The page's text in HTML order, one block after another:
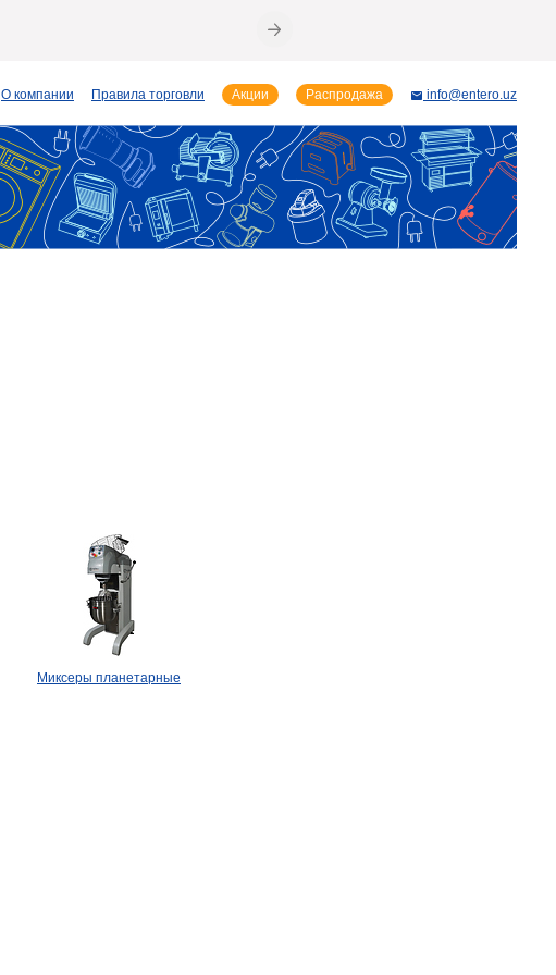
Миксеры планетарные
О компании Правила торговли Акции Распродажа info@entero.uz